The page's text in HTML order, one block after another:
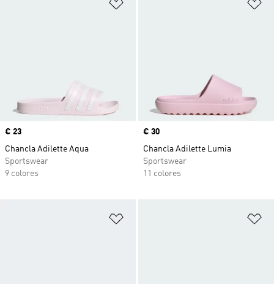
Precio
€ 23
Chancla Adilette Aqua
Sportswear
9 colores
Precio
€ 30
Chancla Adilette Lumia
Sportswear
11 colores